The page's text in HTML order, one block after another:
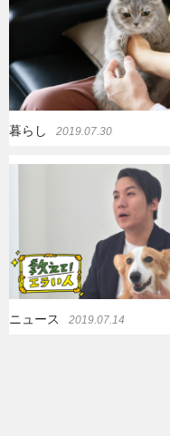
暮らし 2019.07.30
ニュース 2019.07.14